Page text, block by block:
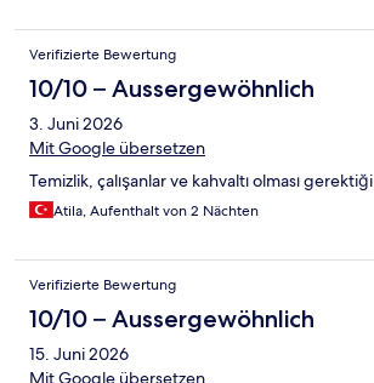
Verifizierte Bewertung
10/10 – Aussergewöhnlich
3. Juni 2026
Mit Google übersetzen
Temizlik, çalışanlar ve kahvaltı olması
Atila, Aufenthalt von 2 Nächten
Verifizierte Bewertung
10/10 – Aussergewöhnlich
15. Juni 2026
Mit Google übersetzen